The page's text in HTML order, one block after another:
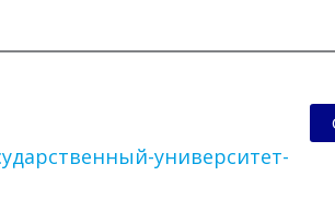
университет-